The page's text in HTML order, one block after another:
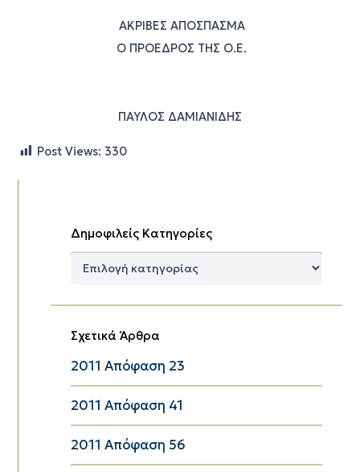
ΑΚΡΙΒΕΣ ΑΠΟΣΠΑΣΜΑ
Ο ΠΡΟΕΔΡΟΣ ΤΗΣ Ο.Ε.
ΠΑΥΛΟΣ ΔΑΜΙΑΝΙΔΗΣ
Post Views: 330
Δημοφιλείς Κατηγορίες
Δημοφιλείς
Σχετικά Άρθρα
2011 Απόφαση 23
2011 Απόφαση 41
2011 Απόφαση 56